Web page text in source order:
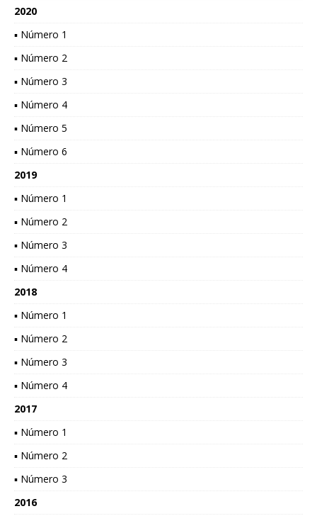
2020
▪ Número 1
▪ Número 2
▪ Número 3
▪ Número 4
▪ Número 5
▪ Número 6
2019
▪ Número 1
▪ Número 2
▪ Número 3
▪ Número 4
2018
▪ Número 1
▪ Número 2
▪ Número 3
▪ Número 4
2017
▪ Número 1
▪ Número 2
▪ Número 3
2016